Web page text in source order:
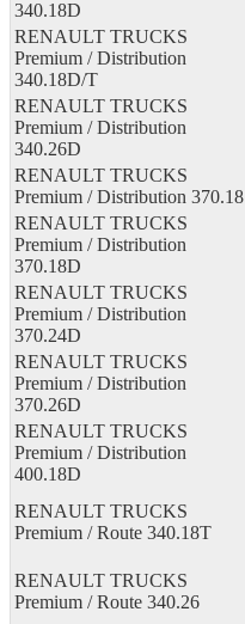
340.18D
RENAULT TRUCKS
Premium / Distribution
340.18D/T
RENAULT TRUCKS
Premium / Distribution
340.26D
RENAULT TRUCKS
Premium / Distribution 370.18
RENAULT TRUCKS
Premium / Distribution
370.18D
RENAULT TRUCKS
Premium / Distribution
370.24D
RENAULT TRUCKS
Premium / Distribution
370.26D
RENAULT TRUCKS
Premium / Distribution
400.18D
RENAULT TRUCKS
Premium / Route 340.18T
RENAULT TRUCKS
Premium / Route 340.26